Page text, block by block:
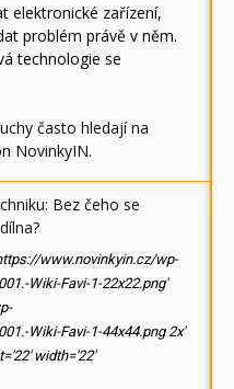
elektronické zařízení,
problém právě v něm.
technologie se
často hledají na
NovinkyIN.
Bez čeho se
www.novinkyin.cz/wp-
Wiki-Favi-1-22x22.png'
Wiki-Favi-1-44x44.png 2x'
width='22'